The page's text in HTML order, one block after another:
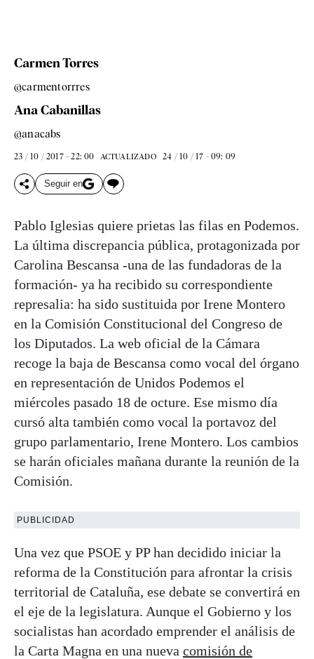
Carmen Torres
@carmentorrres
Ana Cabanillas
@anacabs
23 / 10 / 2017 - 22: 00 ACTUALIZADO 24 / 10 / 17 - 09: 09
Seguir en
Pablo Iglesias quiere prietas las filas en Podemos.
La última discrepancia pública, protagonizada por
Carolina Bescansa -una de las fundadoras de la
formación- ya ha recibido su correspondiente
represalia: ha sido sustituida por Irene Montero
en la Comisión Constitucional del Congreso de
los Diputados. La web oficial de la Cámara
recoge la baja de Bescansa como vocal del órgano
en representación de Unidos Podemos el
miércoles pasado 18 de octure. Ese mismo día
cursó alta también como vocal la portavoz del
grupo parlamentario, Irene Montero. Los cambios
se harán oficiales mañana durante la reunión de la
Comisión.
PUBLICIDAD
Una vez que PSOE y PP han decidido iniciar la
reforma de la Constitución para afrontar la crisis
territorial de Cataluña, ese debate se convertirá en
el eje de la legislatura. Aunque el Gobierno y los
socialistas han acordado emprender el análisis de
la Carta Magna en una nueva comisión de